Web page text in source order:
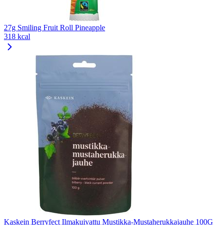
27g Smiling Fruit Roll Pineapple
318 kcal
Kaskein Berryfect Ilmakuivattu Mustikka-Mustaherukkajauhe 100G